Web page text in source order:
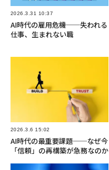
2026.3.31 10:37
AI時代の雇用危機──失われる
仕事、生まれない職
2026.3.6 15:02
AI時代の最重要課題──なぜ今
「信頼」の再構築が急務なのか